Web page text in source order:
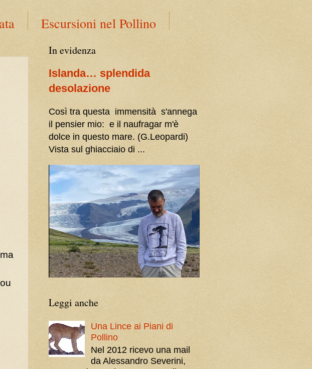
Escursioni nel Pollino
In evidenza
Islanda… splendida
desolazione
Così tra questa immensità s'annega
il pensier mio: e il naufragar m'è
dolce in questo mare. (G.Leopardi)
Vista sul ghiacciaio di ...
Leggi anche
Una Lince ai Piani di
Pollino
Nel 2012 ricevo una mail
da Alessandro Severini,